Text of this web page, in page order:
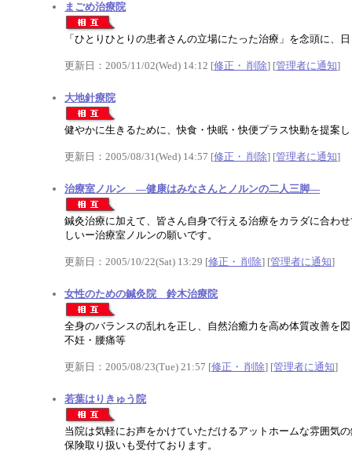
まごめ治療院
「ひとりひとりの患者さんの立場にたった治療」を念頭に、
更新日：2005/11/02(Wed) 14:12 [修正・ 削除] [管理者に通知]
大地針療院
健やかに生きるために、快食・快眠・快便プラス快動を提案
更新日：2005/08/31(Wed) 14:57 [修正・ 削除] [管理者に通知]
治療室ノルン ―健康はみなさんとノルンの二人三脚―
鍼灸治療に加えて、皆さん自身で行える治療をカラダに合わ
しいー治療室ノルンの願いです。
更新日：2005/10/22(Sat) 13:29 [修正・ 削除] [管理者に通知]
女性のための鍼灸院 鈴木治療院
全身のバランスの乱れを正し、自然治癒力を高め体質改善を
不妊・腰痛等
更新日：2005/08/23(Tue) 21:57 [修正・ 削除] [管理者に通知]
若葉はりきゅう院
当院は気軽にお声をかけていただけるアットホームな雰囲気
保険取り扱いも受付ております。